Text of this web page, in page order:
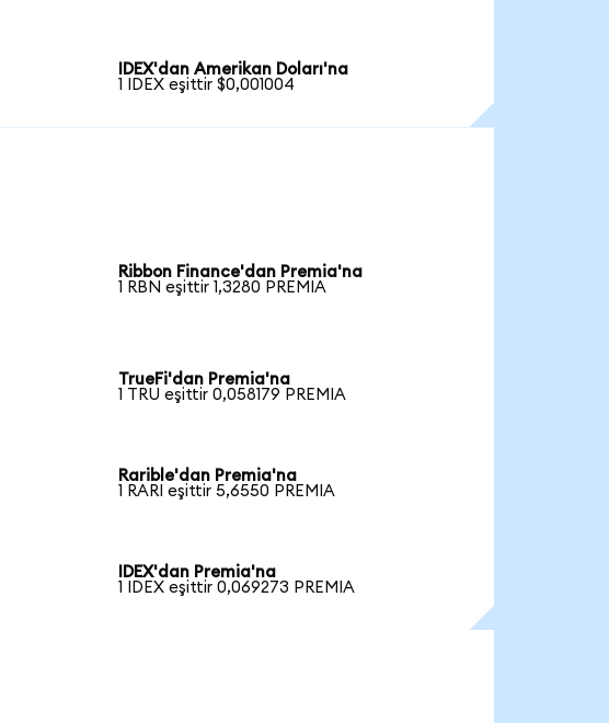
IDEX'dan Amerikan Doları'na
1 IDEX eşittir $0,001004
Ribbon Finance'dan Premia'na
1 RBN eşittir 1,3280 PREMIA
TrueFi'dan Premia'na
1 TRU eşittir 0,058179 PREMIA
Rarible'dan Premia'na
1 RARI eşittir 5,6550 PREMIA
IDEX'dan Premia'na
1 IDEX eşittir 0,069273 PREMIA